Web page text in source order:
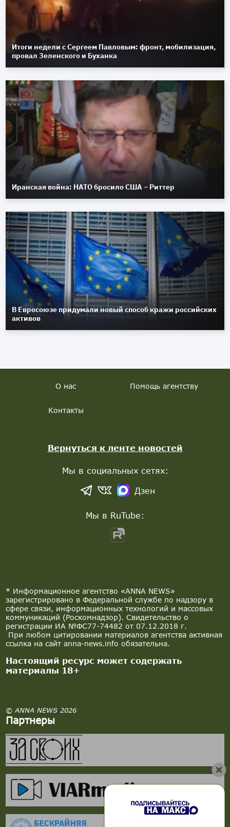
Итоги недели с Сергеем Павловым: фронт, мобилизация,
провал Зеленского и Буханка
Иранская война: НАТО бросило США – Риттер
В Евросоюзе придумали новый способ кражи российских
активов
* Информационное агентство «ANNA NEWS»
зарегистрировано в Федеральной службе по надзору в
сфере связи, информационных технологий и массовых
коммуникаций (Роскомнадзор). Свидетельство о
регистрации ИА №ФС77-74482 от 07.12.2018 г.
При любом цитировании материалов агентства активная
ссылка на сайт anna-news.info обязательна.
Настоящий ресурс может содержать
материалы 18+
© ANNA NEWS 2026
Партнеры
О нас Помощь агентству
Контакты
Вернуться к ленте новостей
Мы в социальных сетях:
Дзен
Мы в RuTube: